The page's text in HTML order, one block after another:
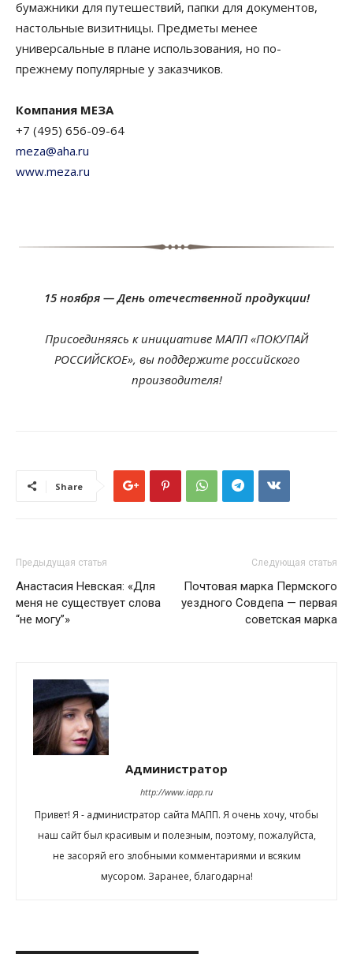
бумажники для путешествий, папки для документов,
настольные визитницы. Предметы менее
универсальные в плане использования, но по-
прежнему популярные у заказчиков.
Компания МЕЗА
+7 (495) 656-09-64
meza@aha.ru
www.meza.ru
15 ноября — День отечественной продукции!
Присоединяясь к инициативе МАПП «ПОКУПАЙ
РОССИЙСКОЕ», вы поддержите российского
производителя!
Share
Предыдущая статья
Анастасия Невская: «Для
меня не существует слова
“не могу”»
Следующая статья
Почтовая марка Пермского
уездного Совдепа — первая
советская марка
Администратор
http://www.iapp.ru
Привет! Я - администратор сайта МАПП. Я очень хочу, чтобы
наш сайт был красивым и полезным, поэтому, пожалуйста,
не засоряй его злобными комментариями и всяким
мусором. Заранее, благодарна!